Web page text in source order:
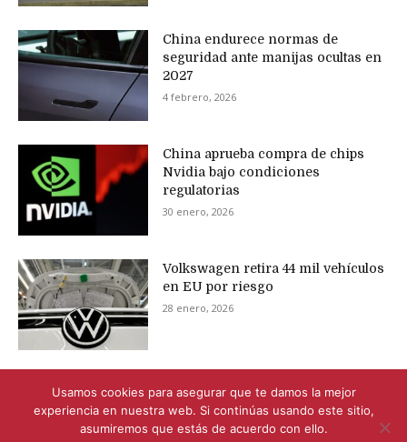
China endurece normas de
seguridad ante manijas ocultas en
2027
4 febrero, 2026
China aprueba compra de chips
Nvidia bajo condiciones
regulatorias
30 enero, 2026
Volkswagen retira 44 mil vehículos
en EU por riesgo
28 enero, 2026
Usamos cookies para asegurar que te damos la mejor
experiencia en nuestra web. Si continúas usando este sitio,
asumiremos que estás de acuerdo con ello.